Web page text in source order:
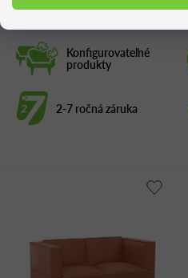
Konfigurovateľné
produkty
2-7 ročná záruka